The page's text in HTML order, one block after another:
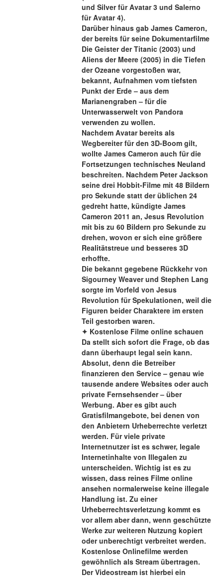
und Silver für Avatar 3 und Salerno
für Avatar 4).
Darüber hinaus gab James Cameron,
der bereits für seine Dokumentarfilme
Die Geister der Titanic (2003) und
Aliens der Meere (2005) in die Tiefen
der Ozeane vorgestoßen war,
bekannt, Aufnahmen vom tiefsten
Punkt der Erde – aus dem
Marianengraben – für die
Unterwasserwelt von Pandora
verwenden zu wollen.
Nachdem Avatar bereits als
Wegbereiter für den 3D-Boom gilt,
wollte James Cameron auch für die
Fortsetzungen technisches Neuland
beschreiten. Nachdem Peter Jackson
seine drei Hobbit-Filme mit 48 Bildern
pro Sekunde statt der üblichen 24
gedreht hatte, kündigte James
Cameron 2011 an, Jesus Revolution
mit bis zu 60 Bildern pro Sekunde zu
drehen, wovon er sich eine größere
Realitätstreue und besseres 3D
erhoffte.
Die bekannt gegebene Rückkehr von
Sigourney Weaver und Stephen Lang
sorgte im Vorfeld von Jesus
Revolution für Spekulationen, weil die
Figuren beider Charaktere im ersten
Teil gestorben waren.
✦ Kostenlose Filme online schauen
Da stellt sich sofort die Frage, ob das
dann überhaupt legal sein kann.
Absolut, denn die Betreiber
finanzieren den Service – genau wie
tausende andere Websites oder auch
private Fernsehsender – über
Werbung. Aber es gibt auch
Gratisfilmangebote, bei denen von
den Anbietern Urheberrechte verletzt
werden. Für viele private
Internetnutzer ist es schwer, legale
Internetinhalte von Illegalen zu
unterscheiden. Wichtig ist es zu
wissen, dass reines Filme online
ansehen normalerweise keine illegale
Handlung ist. Zu einer
Urheberrechtsverletzung kommt es
vor allem aber dann, wenn geschützte
Werke zur weiteren Nutzung kopiert
oder unberechtigt verbreitet werden.
Kostenlose Onlinefilme werden
gewöhnlich als Stream übertragen.
Der Videostream ist hierbei ein